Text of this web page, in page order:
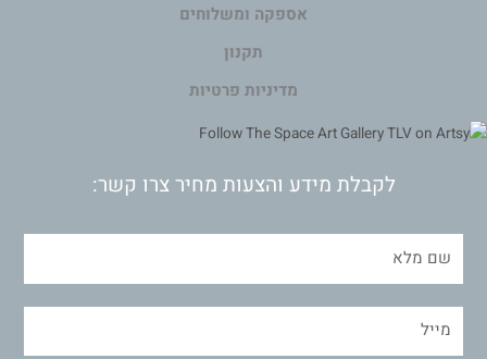
אספקה ומשלוחים
תקנון
מדיניות פרטיות
לקבלת מידע והצעות מחיר צרו קשר: